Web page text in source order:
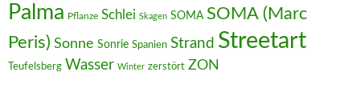
Palma Pflanze Schlei Skagen SOMA SOMA (Marc
Peris) Sonne Sonrie Spanien Strand Streetart
Teufelsberg Wasser Winter zerstört ZON